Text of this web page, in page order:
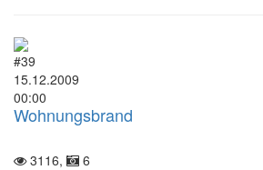
#39
15.12.2009
00:00
Wohnungsbrand
3116, 6